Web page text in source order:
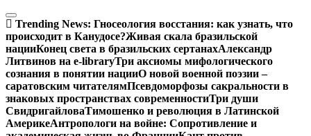
Перейти
к
содержимому
Trending News: Гносеология восстания: как узнать, что
происходит в Канудосе?Живая скала бразильской
нацииКонец света в бразильских сертанахАлександр
Литвинов на e-libraryТри аксиомы мифологического
сознания в понятии нацииО новой военной поэзии –
саратовским читателямПсевдоморфозы сакральности в
знаковых пространствах современностиТри души
СвидригайловаТимошенко и революция в Латинской
АмерикеАнтропологи на войне: Сопротивление и